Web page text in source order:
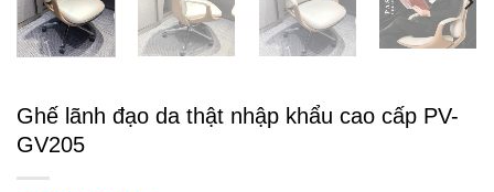
Ghế lãnh đạo da thật nhập khẩu cao cấp PV-
GV205